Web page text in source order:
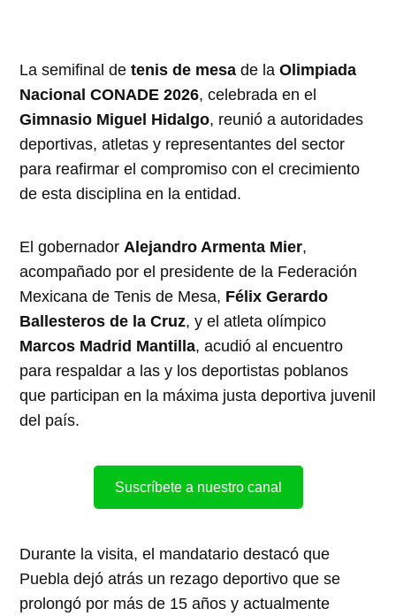
La semifinal detenis de mesa de laOlimpiada
Nacional CONADE 2026, celebrada en el
Gimnasio Miguel Hidalgo, reunió a autoridades
deportivas, atletas y representantes del sector
para reafirmar el compromiso con el crecimiento
de esta disciplina en la entidad.
El gobernador Alejandro Armenta Mier,
acompañado por el presidente de la Federación
Mexicana de Tenis de Mesa, Félix Gerardo
Ballesteros de la Cruz, y el atleta olímpico
Marcos Madrid Mantilla, acudió al encuentro
para respaldar a las y los deportistas poblanos
que participan en la máxima justa deportiva juvenil
del país.
Suscríbete a nuestro canal
Durante la visita, el mandatario destacó que
Puebla dejó atrás un rezago deportivo que se
prolongó por más de 15 años y actualmente